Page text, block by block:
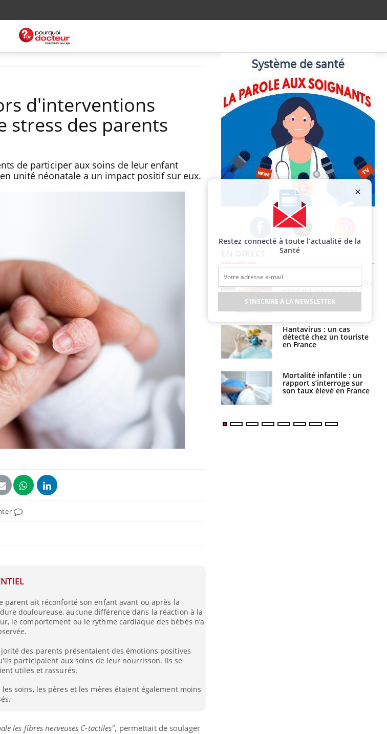
d'interventions
stress des parents
de participer aux soins de leur enfant
unité néonatale a un impact positif sur eux.
parent ait réconforté son enfant avant ou après la
douloureuse, aucune différence dans la réaction à la
le comportement ou le rythme cardiaque des bébés n’a
des parents présentaient des émotions positives
participaient aux soins de leur nourrisson. Ils se
utiles et rassurés.
les soins, les pères et les mères étaient également moins
les fibres nerveuses C-tactiles", permettait de soulager
Facebook Twitter Instagram
pendant les vacances ?
Hantavirus : un cas
détecté chez un touriste
en France
Mortalité infantile : un
rapport s’interroge sur
son taux élevé en France
Restez connecté à toute l’actualité de la
Santé
S'INSCRIRE À LA NEWSLETTER